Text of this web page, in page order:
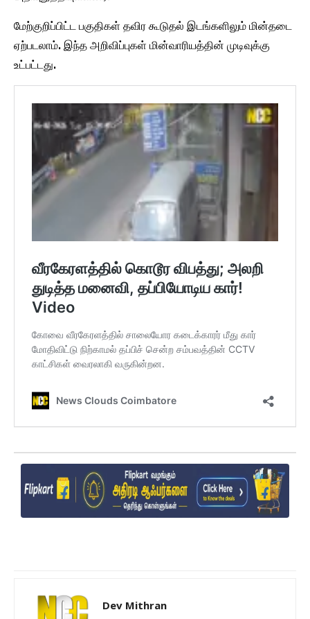
மேற்குறிப்பிட்ட பகுதிகள் தவிர கூடுதல் இடங்களிலும் மின்தடை
ஏற்படலாம். இந்த அறிவிப்புகள் மின்வாரியத்தின் முடிவுக்கு
உட்பட்டது.
Dev Mithran